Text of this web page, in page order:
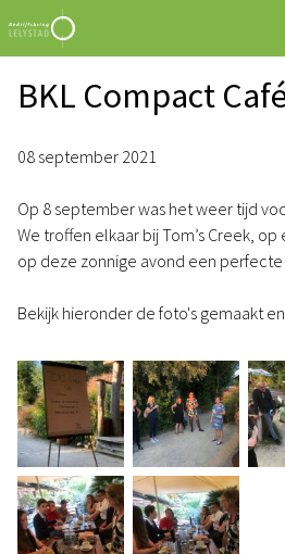
BKL Compact
08 september 2021
Op 8 september was het weer tijd
We troffen elkaar bij Tom’s Creek,
op deze zonnige avond een perfecte
Bekijk hieronder de foto's gemaakt en